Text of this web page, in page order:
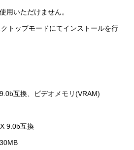
用いただけません。
トップモードにてインストールを行
互換、ビデオメモリ(VRAM)
9.0b互換